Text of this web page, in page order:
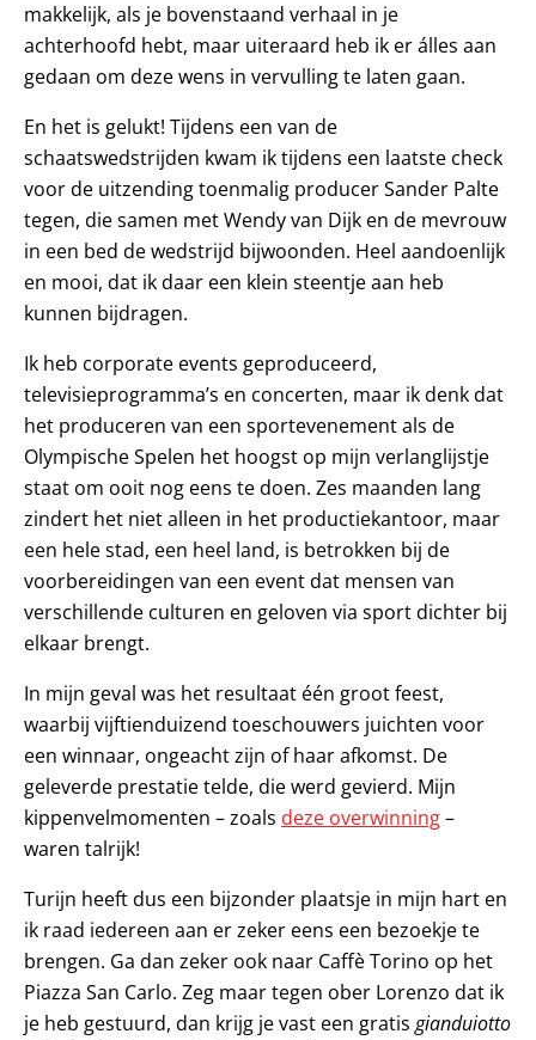
makkelijk, als je bovenstaand verhaal in je
achterhoofd hebt, maar uiteraard heb ik er álles aan
gedaan om deze wens in vervulling te laten gaan.
En het is gelukt! Tijdens een van de
schaatswedstrijden kwam ik tijdens een laatste check
voor de uitzending toenmalig producer Sander Palte
tegen, die samen met Wendy van Dijk en de mevrouw
in een bed de wedstrijd bijwoonden. Heel aandoenlijk
en mooi, dat ik daar een klein steentje aan heb
kunnen bijdragen.
Ik heb corporate events geproduceerd,
televisieprogramma’s en concerten, maar ik denk dat
het produceren van een sportevenement als de
Olympische Spelen het hoogst op mijn verlanglijstje
staat om ooit nog eens te doen. Zes maanden lang
zindert het niet alleen in het productiekantoor, maar
een hele stad, een heel land, is betrokken bij de
voorbereidingen van een event dat mensen van
verschillende culturen en geloven via sport dichter bij
elkaar brengt.
In mijn geval was het resultaat één groot feest,
waarbij vijftienduizend toeschouwers juichten voor
een winnaar, ongeacht zijn of haar afkomst. De
geleverde prestatie telde, die werd gevierd. Mijn
kippenvelmomenten – zoals deze overwinning–
waren talrijk!
Turijn heeft dus een bijzonder plaatsje in mijn hart en
ik raad iedereen aan er zeker eens een bezoekje te
brengen. Ga dan zeker ook naar Caffè Torino op het
Piazza San Carlo. Zeg maar tegen ober Lorenzo dat ik
je heb gestuurd, dan krijg je vast een gratisgianduiotto